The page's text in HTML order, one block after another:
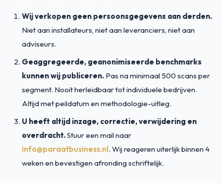
Wij verkopen geen persoonsgegevens aan derden.
Niet aan installateurs, niet aan leveranciers, niet aan
adviseurs.
Geaggregeerde, geanonimiseerde benchmarks
kunnen wij publiceren. Pas na minimaal 500 scans per
segment. Nooit herleidbaar tot individuele bedrijven.
Altijd met peildatum en methodologie-uitleg.
U heeft altijd inzage, correctie, verwijdering en
overdracht.Stuur een mail naar
info@paraatbusiness.nl. Wij reageren uiterlijk binnen 4
weken en bevestigen afronding schriftelijk.